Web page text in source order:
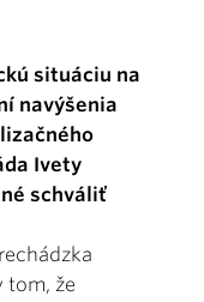
situáciu na
navýšenia
Ivety
schváliť
tom, že